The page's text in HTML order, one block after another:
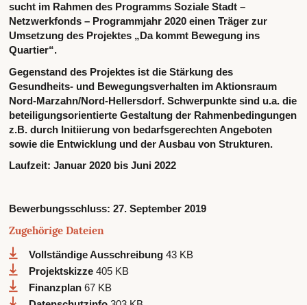
sucht im Rahmen des Programms Soziale Stadt –
Netzwerkfonds – Programmjahr 2020 einen Träger zur
Umsetzung des Projektes „Da kommt Bewegung ins
Quartier“.
Gegenstand des Projektes ist die Stärkung des
Gesundheits- und Bewegungsverhalten im Aktionsraum
Nord-Marzahn/Nord-Hellersdorf. Schwerpunkte sind u.a. die
beteiligungsorientierte Gestaltung der Rahmenbedingungen
z.B. durch Initiierung von bedarfsgerechten Angeboten
sowie die Entwicklung und der Ausbau von Strukturen.
Laufzeit: Januar 2020 bis Juni 2022
Bewerbungsschluss: 27. September 2019
Zugehörige Dateien
Vollständige Ausschreibung 43 KB
Projektskizze 405 KB
Finanzplan 67 KB